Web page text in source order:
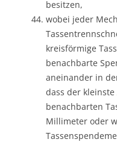
besitzen,
wobei jeder
kreisförmige
benachbarte
aneinander in
dass der
benachbarten
Millimeter oder